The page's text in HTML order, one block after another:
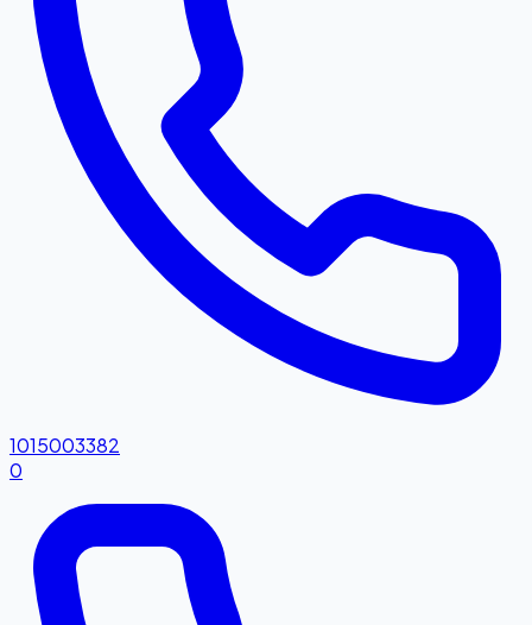
1015003382
0